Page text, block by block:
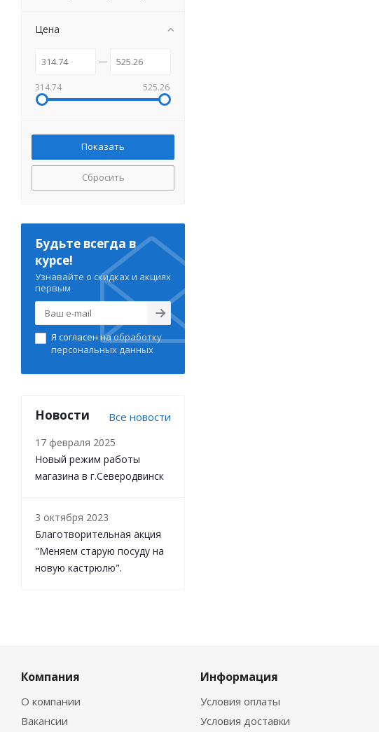
Цена
314.74 525.26
Сбросить
Будьте всегда в
курсе!
Узнавайте о скидках и акциях
первым
Я согласен наобработку
персональных данных
Новости Все новости
17 февраля 2025
Новый режим работы
магазина в г.Северодвинск
3 октября 2023
Благотворительная акция
"Меняем старую посуду на
новую кастрюлю".
Компания
О компании
Вакансии
Информация
Условия оплаты
Условия доставки